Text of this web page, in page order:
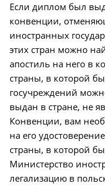
Если диплом был
конвенции,
иностранных
этих стран можно
апостиль на него в
страны, в которой
госучреждений
выдан в стране, не
Конвенции, вам
на его
страны, в которой
Министерство
легализацию в